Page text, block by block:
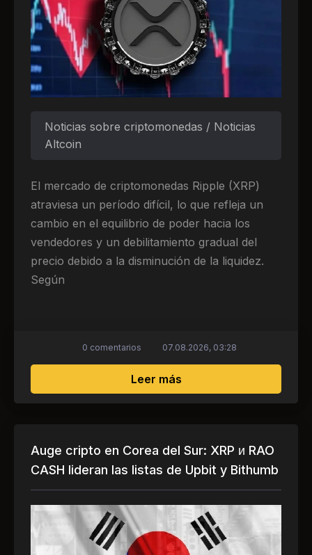
Noticias sobre criptomonedas / Noticias
Altcoin
El mercado de criptomonedas Ripple (XRP)
atraviesa un período difícil, lo que refleja un
cambio en el equilibrio de poder hacia los
vendedores y un debilitamiento gradual del
precio debido a la disminución de la liquidez.
Según
Leer mássobre El precio de
0 comentarios 07.08.2026, 03:28
Auge cripto en Corea del Sur: XRP и RAO
CASH lideran las listas de Upbit y Bithumb